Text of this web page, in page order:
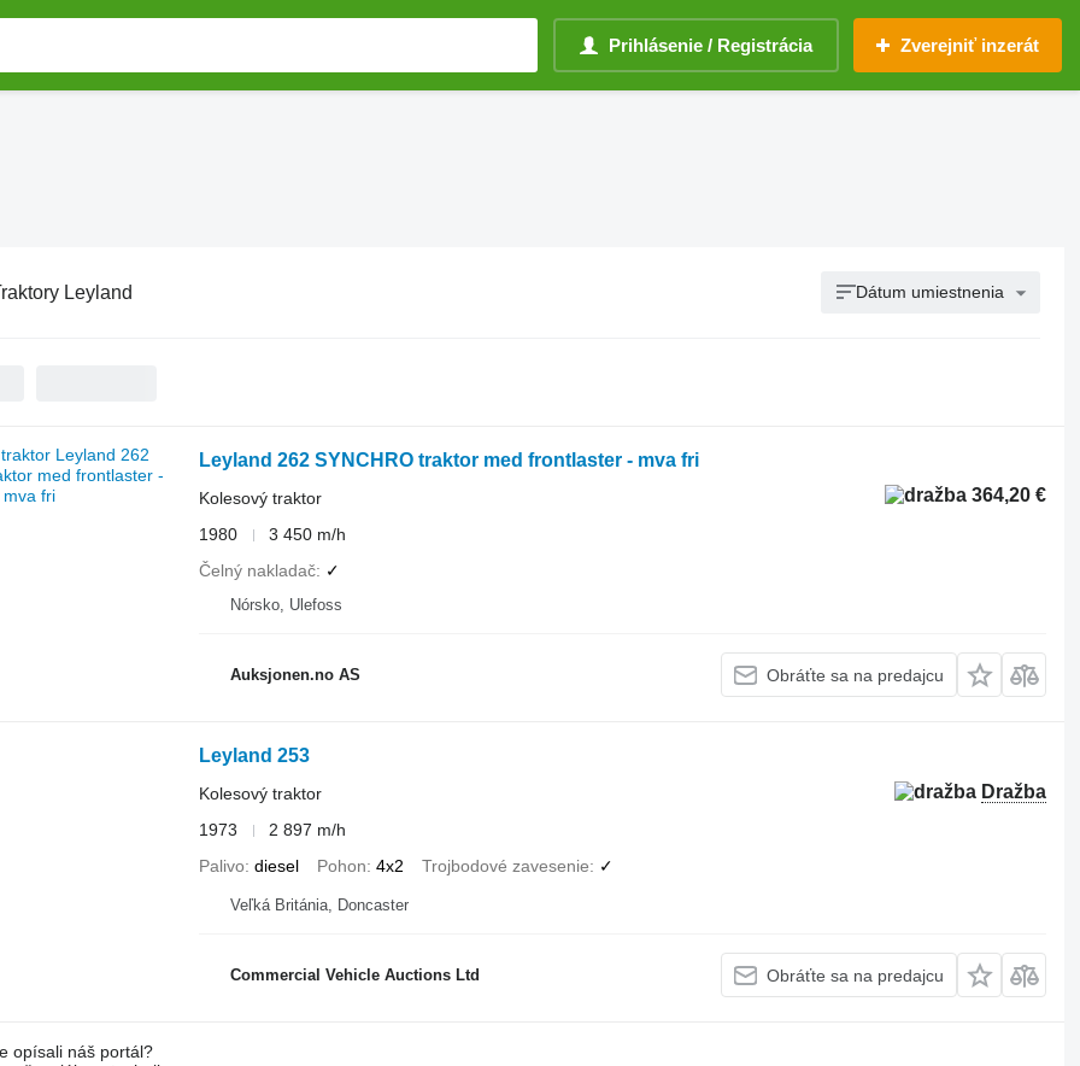
Prihlásenie / Registrácia Zverejniť inzerát
Leyland Dátum umiestnenia
Leyland 262 SYNCHRO traktor med frontlaster - mva fri
364,20 €
Kolesový traktor
1980
3 450 m/h
Čelný nakladač
✓
Nórsko, Ulefoss
Auksjonen.no AS Obráťte sa na predajcu
Leyland 253
Dražba
Kolesový traktor
1973
2 897 m/h
Palivo diesel Pohon 4x2 Trojbodové zavesenie ✓
Veľká Británia, Doncaster
Commercial Vehicle Auctions Ltd Obráťte sa na predajcu
opísali náš portál?